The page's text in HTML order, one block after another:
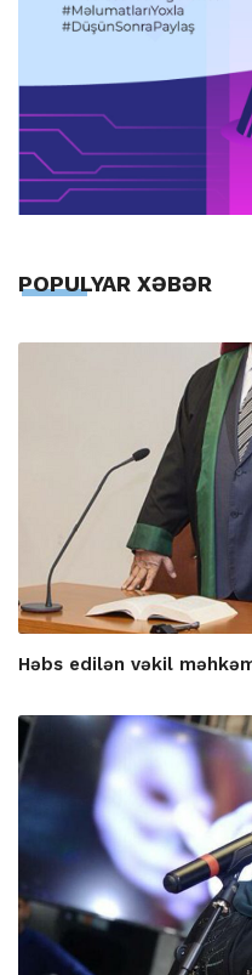
POPULYAR XƏBƏR
Həbs edilən vəkil